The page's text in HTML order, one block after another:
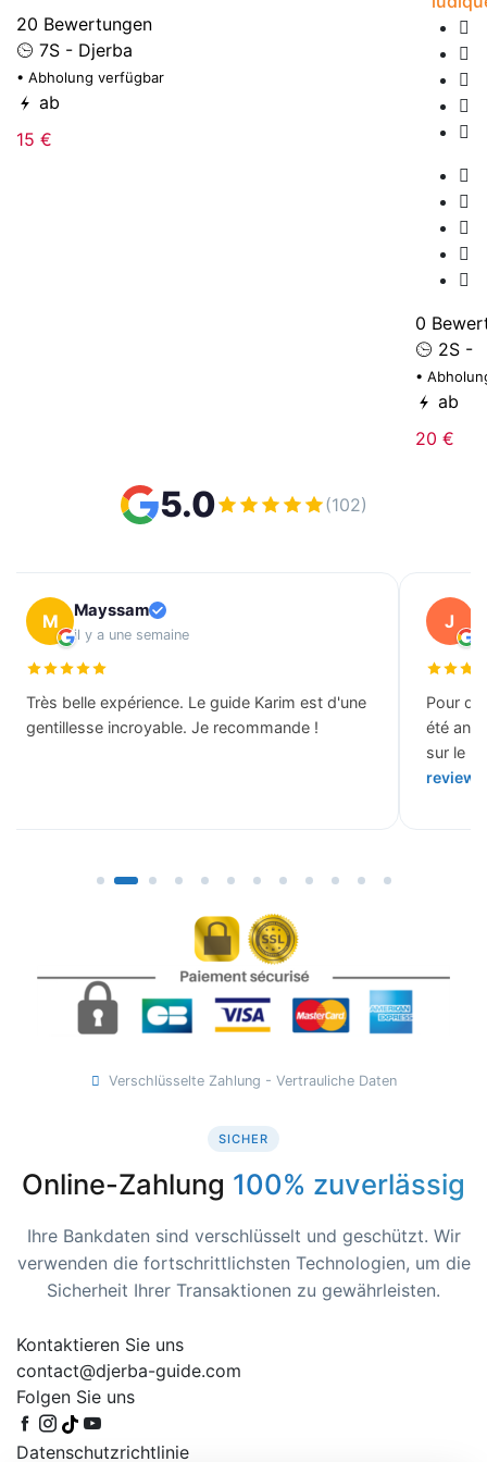
20 Bewertungen
7S - Djerba
• Abholung verfügbar
ab
15 €
0
2S -
•
ab
20 €
5.0 (102)
M
Mayssam
il y a une semaine
Très belle expérience. Le guide Karim est d'une
gentillesse incroyable. Je recommande !
J
Pour
été
sur le
review
SICHER
Online-Zahlung 100% zuverlässig
Ihre Bankdaten sind verschlüsselt und geschützt. Wir
verwenden die fortschrittlichsten Technologien, um die
Sicherheit Ihrer Transaktionen zu gewährleisten.
Verschlüsselte Zahlung - Vertrauliche Daten
Kontaktieren Sie uns
contact@djerba-guide.com
Folgen Sie uns
Datenschutzrichtlinie